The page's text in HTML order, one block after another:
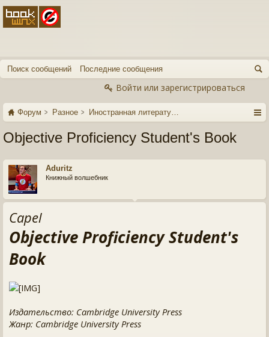
Поиск сообщений Последние сообщения
Войти или зарегистрироваться
Форум Разное Иностранная литература
Objective Proficiency Student's Book
Aduritz
Книжный волшебник
Capel
Objective Proficiency Student's
Book
Издательство: Cambridge University Press
Жанр: Cambridge University Press